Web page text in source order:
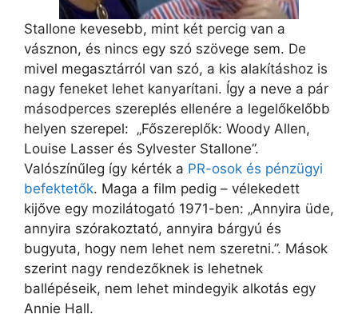
Stallone kevesebb, mint két percig van a
vásznon, és nincs egy szó szövege sem. De
mivel megasztárról van szó, a kis alakításhoz is
nagy feneket lehet kanyarítani. Így a neve a pár
másodperces szereplés ellenére a legelőkelőbb
helyen szerepel: „Főszereplők: Woody Allen,
Louise Lasser és Sylvester Stallone”.
Valószínűleg így kérték a PR-osok és pénzügyi
befektetők. Maga a film pedig – vélekedett
kijőve egy mozilátogató 1971-ben: „Annyira üde,
annyira szórakoztató, annyira bárgyú és
bugyuta, hogy nem lehet nem szeretni.”. Mások
szerint nagy rendezőknek is lehetnek
ballépéseik, nem lehet mindegyik alkotás egy
Annie Hall.